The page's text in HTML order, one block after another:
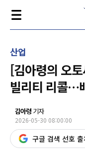
산업
[김아령의 오
빌리티 리콜…
김아령 기자
2026-05-30 08:00:00
구글 검색 선호